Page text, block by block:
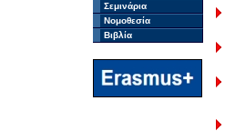
Σεμινάρια
Νομοθεσία
Βιβλία